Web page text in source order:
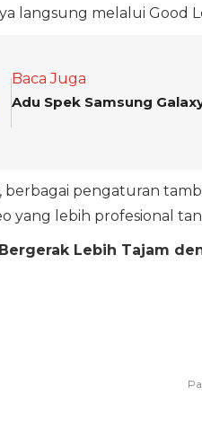
langsung melalui Good
Baca Juga
Adu Spek Samsung
berbagai pengaturan
yang lebih profesional
Lebih Tajam